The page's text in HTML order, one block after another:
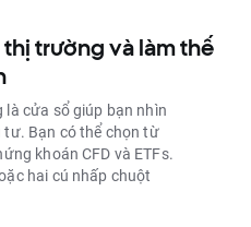
trường và làm thế
cửa sổ giúp bạn nhìn
Bạn có thể chọn từ
khoán CFD và ETFs.
hai cú nhấp chuột